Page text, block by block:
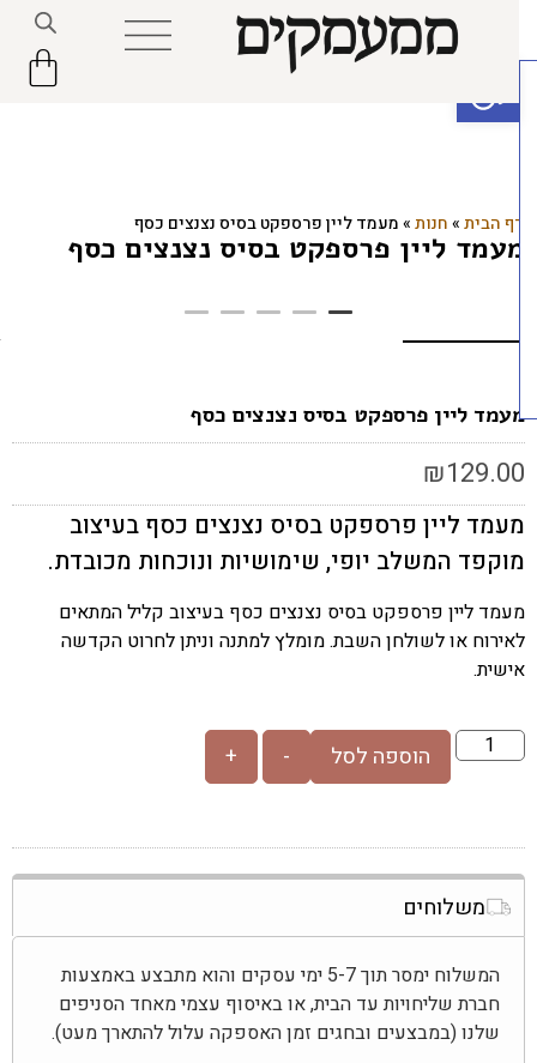
פתח סרגל נגישות
הבית»חנות»מעמד ליין פרספקט בסיס נצנצים כסף
ליין פרספקט בסיס נצנצים כסף
ליין פרספקט בסיס נצנצים כסף
₪
ליין פרספקט בסיס נצנצים כסף בעיצוב
המשלב יופי, שימושיות ונוכחות מכובדת.
ליין פרספקט בסיס נצנצים כסף בעיצוב קליל המתאים
או לשולחן השבת. מומלץ למתנה וניתן לחרוט הקדשה
הוספה לסל
משלוחים
המשלוח ימסר תוך 5-7 ימי עסקים והוא מתבצע באמצעות
חברת שליחויות עד הבית, או באיסוף עצמי מאחד הסניפים
שלנו (במבצעים ובחגים זמן האספקה עלול להתארך מעט).